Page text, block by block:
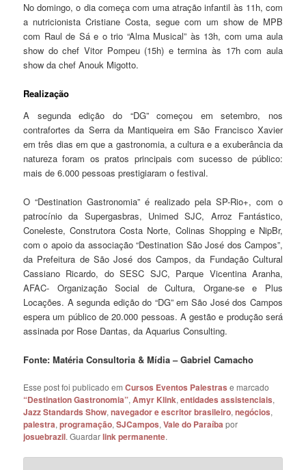
No domingo, o dia começa com uma atração infantil às 11h, com
a nutricionista Cristiane Costa, segue com um show de MPB
com Raul de Sá e o trio “Alma Musical” às 13h, com uma aula
show do chef Vitor Pompeu (15h) e termina às 17h com aula
show da chef Anouk Migotto.
Realização
A segunda edição do “DG” começou em setembro, nos
contrafortes da Serra da Mantiqueira em São Francisco Xavier
em três dias em que a gastronomia, a cultura e a exuberância da
natureza foram os pratos principais com sucesso de público:
mais de 6.000 pessoas prestigiaram o festival.
O “Destination Gastronomia” é realizado pela SP-Rio+, com o
patrocínio da Supergasbras, Unimed SJC, Arroz Fantástico,
Coneleste, Construtora Costa Norte, Colinas Shopping e NipBr,
com o apoio da associação “Destination São José dos Campos”,
da Prefeitura de São José dos Campos, da Fundação Cultural
Cassiano Ricardo, do SESC SJC, Parque Vicentina Aranha,
AFAC- Organização Social de Cultura, Organe-se e Plus
Locações. A segunda edição do “DG” em São José dos Campos
espera um público de 20.000 pessoas. A gestão e produção será
assinada por Rose Dantas, da Aquarius Consulting.
Fonte: Matéria Consultoria & Mídia – Gabriel Camacho
Esse post foi publicado emCursos Eventos Palestras e marcado
“Destination Gastronomia”,Amyr Klink,entidades assistenciais,
Jazz Standards Show,navegador e escritor brasileiro,negócios,
palestra,programação,SJCampos,Vale do Paraíba por
josuebrazil. Guardarlink permanente.